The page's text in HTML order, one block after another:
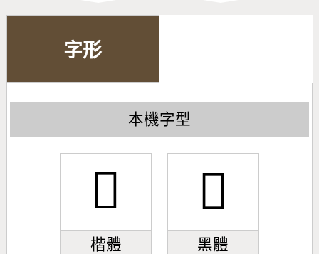
字形
本機字型
𣁝
楷體
𣁝
黑體